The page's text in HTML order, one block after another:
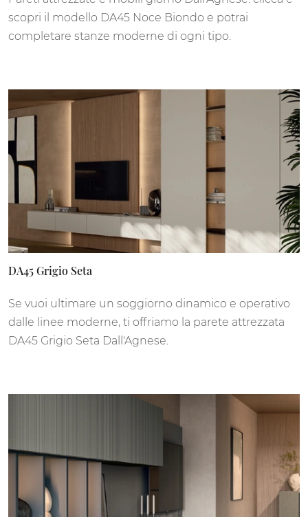
scopri il modello DA45 Noce Biondo e potrai
completare stanze moderne di ogni tipo.
DA45 Grigio Seta
Se vuoi ultimare un soggiorno dinamico e operativo
dalle linee moderne, ti offriamo la parete attrezzata
DA45 Grigio Seta Dall'Agnese.